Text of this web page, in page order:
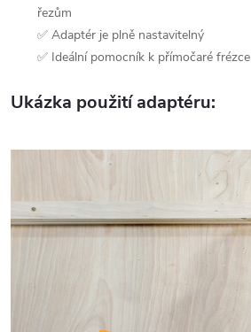
řezům
✅ Adaptér je plně nastavitelný
✅ Ideální pomocník k přímočaré frézce
Ukázka použití adaptéru: